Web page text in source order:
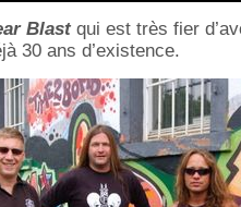
Blast qui est très fier
30 ans d’existence.